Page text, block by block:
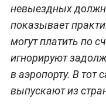
невыездных
показывает
могут платить по
игнорируют
в аэропорту. В тот
выпускают из